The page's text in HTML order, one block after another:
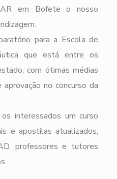
em Bofete o nosso
para a Escola de
que está entre os
com ótimas médias
no concurso da
interessados um curso
e apostilas atualizados,
professores e tutores